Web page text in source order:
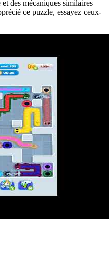
des mécaniques similaires
ce puzzle, essayez ceux-